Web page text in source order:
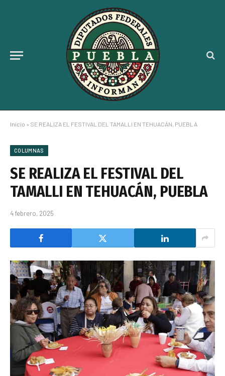
Inicio » SE REALIZA EL FESTIVAL DEL TAMALLI EN TEHUACÁN, PUEBLA
COLUMNAS
SE REALIZA EL FESTIVAL DEL
TAMALLI EN TEHUACÁN, PUEBLA
4 febrero, 2025